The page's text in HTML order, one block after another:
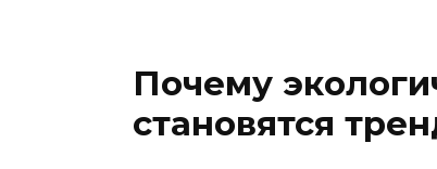
Почему
становятся